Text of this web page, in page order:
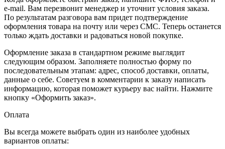
e-mail. Вам перезвонит менеджер и уточнит условия заказа.
По результатам разговора вам придет подтверждение
оформления товара на почту или через СМС. Теперь останется
только ждать доставки и радоваться новой покупке.
Оформление заказа в стандартном режиме выглядит
следующим образом. Заполняете полностью форму по
последовательным этапам: адрес, способ доставки, оплаты,
данные о себе. Советуем в комментарии к заказу написать
информацию, которая поможет курьеру вас найти. Нажмите
кнопку «Оформить заказ».
Оплата
Вы всегда можете выбрать один из наиболее удобных
вариантов оплаты: